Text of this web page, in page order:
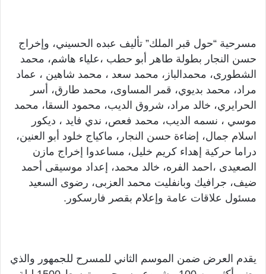
مسرحية “حول قبر الملك” تأليف عبده الحسيني، وإخراج
حسن النجار بطولة طاهر أبو حطب ،علياء هاشم، محمد
الشطورى، محمدالباز، محمد سعد ، محمد شاهين ، عماد
مراد، محمد بديوي، قمر المساوى، محمد طارق، أسر
الحرايري، خالد مراد، شروق الديب، محمود السقا، محمد
موسي ، نسمه الديب، محمد فعص، ندي فايد ، ديكور
اسلام جمال، إضاءة حسن النجار، ماكياج خلود أبو العنين،
دراما حركية إهداء كريم خليل، مساعدوا إخراج مازن
الصعيدى ،احمد الفره، خالد محمد، إعداد موسيقى أحمد
ضيف، جرافيك وبانفليت محمد العزبى، رضوى السعيد
مسئول علاقات عامة وإعلام بقصر فارسكور.
يقدم العرض ضمن الموسم الثاني للمسرح للجمهور والذي